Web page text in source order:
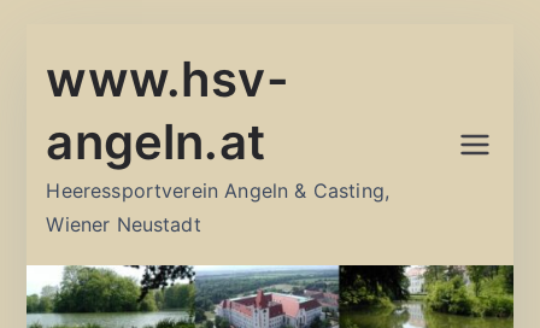
Inhalt
www.hsv-
angeln.at
Heeressportverein Angeln & Casting,
Wiener Neustadt